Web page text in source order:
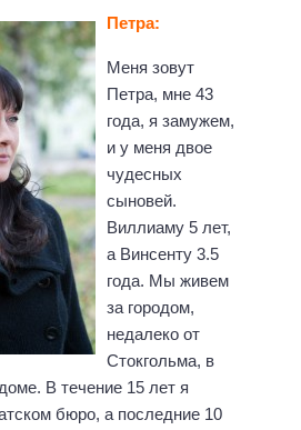
Петра:
Меня зовут
Петра, мне 43
года, я замужем,
и у меня двое
чудесных
сыновей.
Виллиаму 5 лет,
а Винсенту 3.5
года. Мы живем
за городом,
недалеко от
Стокгольма, в
В течение 15 лет я
бюро, а последние 10